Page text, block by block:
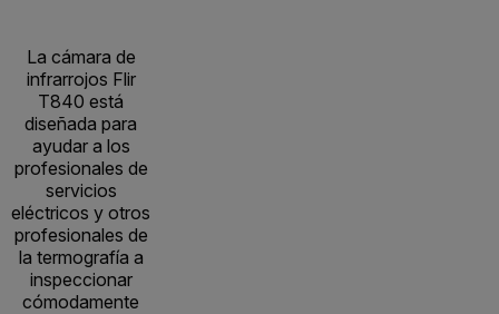
La cámara de
infrarrojos Flir
T840 está
diseñada para
ayudar a los
profesionales de
servicios
eléctricos y otros
profesionales de
la termografía a
inspeccionar
cómodamente